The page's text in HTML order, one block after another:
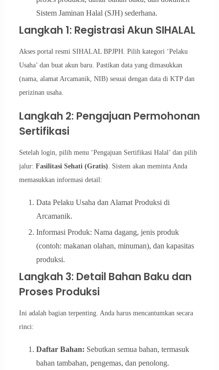
Sistem Jaminan Halal (SJH) sederhana.
Langkah 1: Registrasi Akun SIHALAL
Akses portal resmi SIHALAL BPJPH. Pilih kategori ‘Pelaku
Usaha’ dan buat akun baru. Pastikan data yang dimasukkan
(nama, alamat Arcamanik, NIB) sesuai dengan data di KTP dan
perizinan usaha.
Langkah 2: Pengajuan Permohonan
Sertifikasi
Setelah login, pilih menu ‘Pengajuan Sertifikasi Halal’ dan pilih
jalur: Fasilitasi Sehati (Gratis). Sistem akan meminta Anda
memasukkan informasi detail:
Data Pelaku Usaha dan Alamat Produksi di
Arcamanik.
Informasi Produk: Nama dagang, jenis produk
(contoh: makanan olahan, minuman), dan kapasitas
produksi.
Langkah 3: Detail Bahan Baku dan
Proses Produksi
Ini adalah bagian terpenting. Anda harus mencantumkan secara
rinci:
Daftar Bahan: Sebutkan semua bahan, termasuk
bahan tambahan, pengemas, dan penolong.